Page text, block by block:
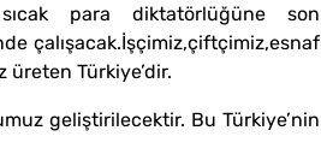
para diktatörlüğüne son
çalışacak.İşçimiz,çiftçimiz,esnaf
Türkiye’dir.
geliştirilecektir. Bu Türkiye’nin